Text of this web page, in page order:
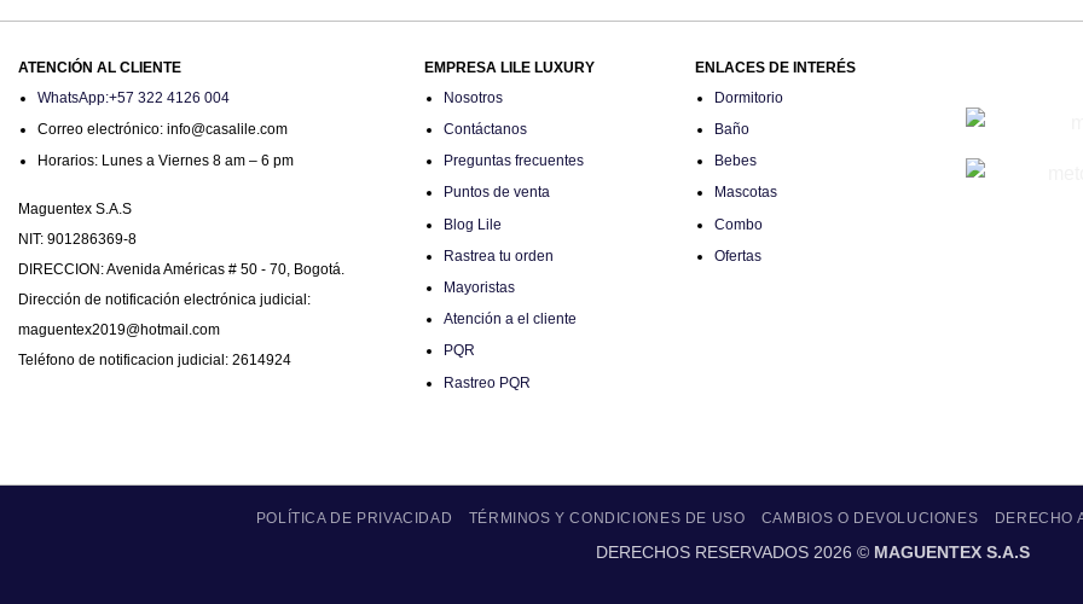
hasta
ATENCIÓN AL CLIENTE
WhatsApp:+57 322 4126 004
Correo electrónico: info@casalile.com
Horarios: Lunes a Viernes 8 am – 6 pm
Maguentex S.A.S
NIT: 901286369-8
DIRECCION: Avenida Américas # 50 - 70, Bogotá.
Dirección de notificación electrónica judicial:
maguentex2019@hotmail.com
Teléfono de notificacion judicial: 2614924
EMPRESA LILE LUXURY
Nosotros
Contáctanos
Preguntas frecuentes
Puntos de venta
Blog Lile
Rastrea tu orden
Mayoristas
Atención a el cliente
PQR
Rastreo PQR
ENLACES DE INTERÉS
Dormitorio
Baño
Bebes
Mascotas
Combo
Ofertas
POLÍTICA DE PRIVACIDAD TÉRMINOS Y CONDICIONES DE USO CAMBIOS O DEVOLUCIONES DERECHO
DERECHOS RESERVADOS 2026 © MAGUENTEX S.A.S